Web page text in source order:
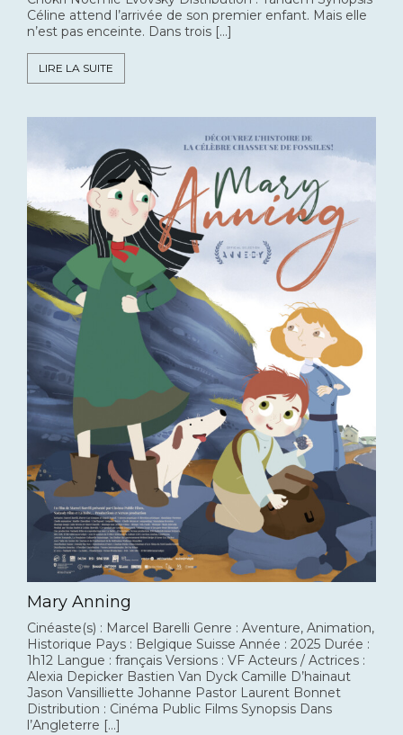
Céline attend l’arrivée de son premier enfant. Mais elle
n’est pas enceinte. Dans trois […]
LIRE LA SUITE
Mary Anning
Cinéaste(s) : Marcel Barelli Genre : Aventure, Animation,
Historique Pays : Belgique Suisse Année : 2025 Durée :
1h12 Langue : français Versions : VF Acteurs / Actrices :
Alexia Depicker Bastien Van Dyck Camille D’hainaut
Jason Vansilliette Johanne Pastor Laurent Bonnet
Distribution : Cinéma Public Films Synopsis Dans
l’Angleterre […]